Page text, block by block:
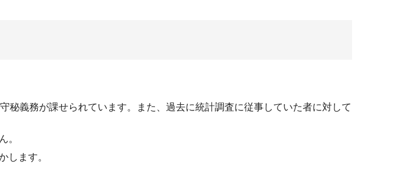
義務が課せられています。また、過去に統計調査に従事していた者に対して
。
します。